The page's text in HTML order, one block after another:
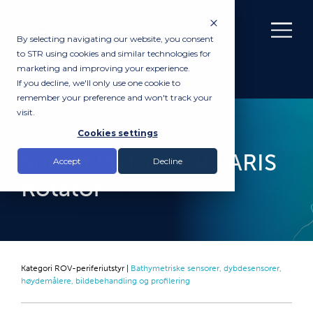
By selecting navigating our website, you consent
to STR using cookies and similar technologies for
marketing and improving your experience.
If you decline, we'll only use one cookie to
remember your preference and won't track your
visit.
Cookies settings
Accept Decline
Sound Metrics AR2 ARIS
Rotator
Kategori ROV-periferiutstyr
Bathymetriske sensorer, dybdesensorer,
høydemålere, bildebehandling og profilering